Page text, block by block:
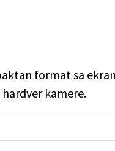
format sa
kamere.